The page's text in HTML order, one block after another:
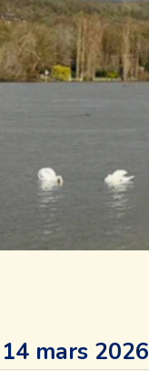
mars 2026